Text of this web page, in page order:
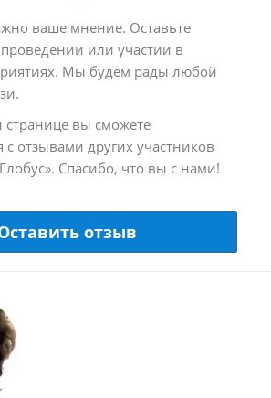
ваше мнение. Оставьте
или участии в
Мы будем рады любой
странице вы сможете
с отзывами других участников
Спасибо, что вы с нами!
отзыв